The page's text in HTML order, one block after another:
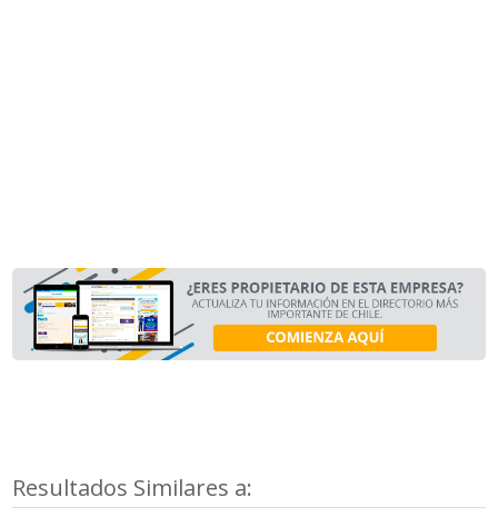
Resultados Similares a: